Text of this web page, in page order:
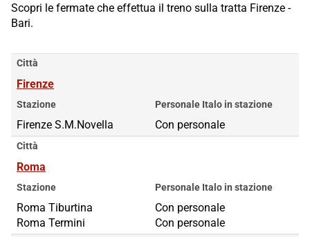
Scopri le fermate che effettua il treno sulla tratta Firenze -
Bari.
Città
Firenze
Stazione
Firenze S.M.Novella
Personale Italo in stazione
Con personale
Città
Roma
Stazione
Roma Tiburtina
Roma Termini
Personale Italo in stazione
Roma Tiburtina
Con personale
Roma Termini
Con personale